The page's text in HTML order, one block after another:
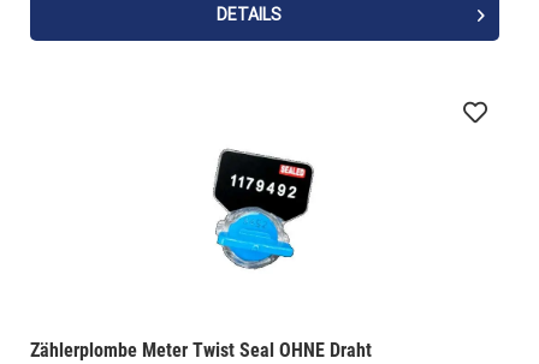
DETAILS
Zählerplombe Meter Twist Seal OHNE Draht